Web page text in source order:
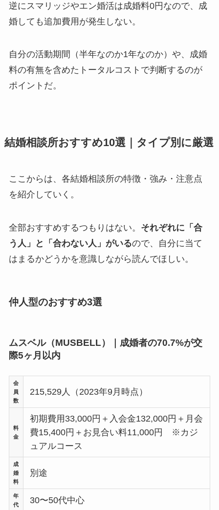
逆にスマリッジやエン婚活は成婚料0円なので、成
婚しても追加費用が発生しない。
自分の活動期間（半年なのか1年なのか）や、成婚
料の有無を含めたトータルコストで判断するのが
ポイントだ。
結婚相談所おすすめ10選｜タイプ別に厳選
ここからは、各結婚相談所の特徴・強み・注意点
を紹介していく。
全部おすすめするつもりはない。 それぞれに「合
う人」と「合わない人」がいるので、自分に当て
はまるかどうかを意識しながら読んでほしい。
仲人型のおすすめ3選
ムスベル（MUSBELL）｜成婚者の70.7%が交
際5ヶ月以内
会
員
数
215,529人（2023年9月時点）
料
金
初期費用33,000円＋入会金132,000円＋月会
費15,400円＋お見合い料11,000円 ※カジ
ュアルコース
成
婚
料
別途
年
代
30〜50代中心